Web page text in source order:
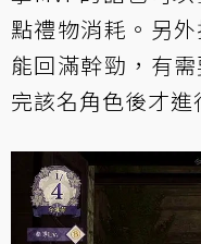
點禮物消耗。另
能回滿幹勁，有
完該名角色後才進